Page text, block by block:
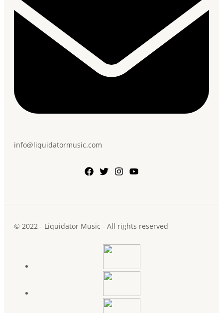
info@liquidatormusic.com
© 2022 - Liquidator Music - All rights reserved